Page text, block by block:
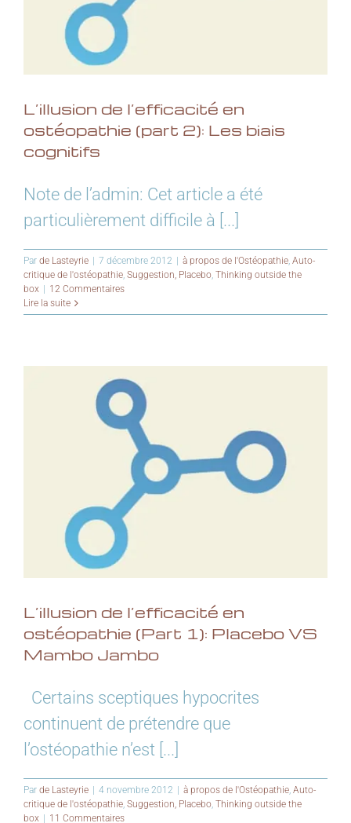
L’illusion de l’efficacité en
ostéopathie (part 2): Les biais
cognitifs
Note de l’admin: Cet article a été
particulièrement difficile à [...]
Par de Lasteyrie | 7 décembre 2012 | à propos de l'Ostéopathie Auto-
critique de l'ostéopathie Suggestion, Placebo Thinking outside the
box | 12 Commentaires
Lire la suite
L’illusion de l’efficacité en
ostéopathie (Part 1): Placebo VS
Mambo Jambo
Certains sceptiques hypocrites
continuent de prétendre que
l’ostéopathie n’est [...]
Par de Lasteyrie 4 novembre 2012 à propos de l'Ostéopathie, Auto-
critique de l'ostéopathie, Suggestion, Placebo, Thinking outside the
box
11 Commentaires